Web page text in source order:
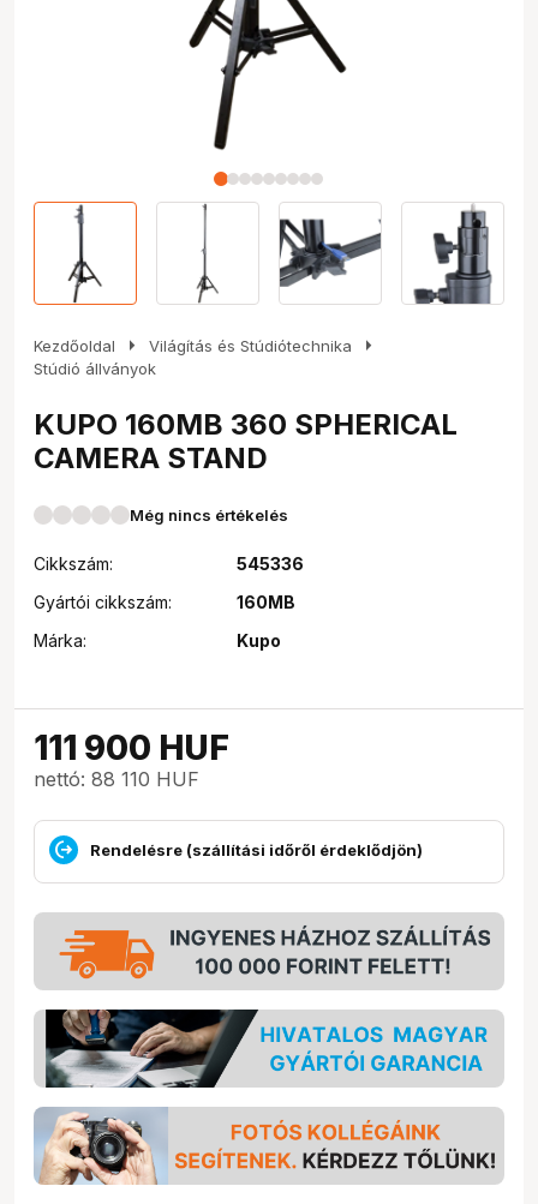
Kezdőoldal arrow_right Világítás és Stúdiótechnika arrow_right
Stúdió állványok
KUPO 160MB 360 SPHERICAL
CAMERA STAND
Még nincs értékelés
Cikkszám:
545336
Gyártói cikkszám:
160MB
Márka:
Kupo
111 900 HUF
nettó: 88 110 HUF
Rendelésre (szállítási időről érdeklődjön)